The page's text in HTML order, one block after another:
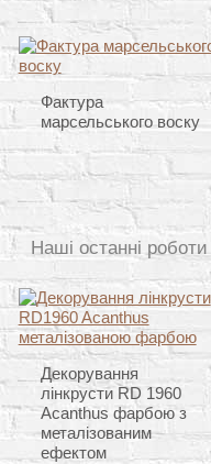
Фактура
марсельського воску
Наші останні роботи
Декорування
лінкрусти RD 1960
Acanthus фарбою з
металізованим
ефектом